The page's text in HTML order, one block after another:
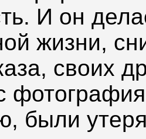
И он
жизни,
своих
были